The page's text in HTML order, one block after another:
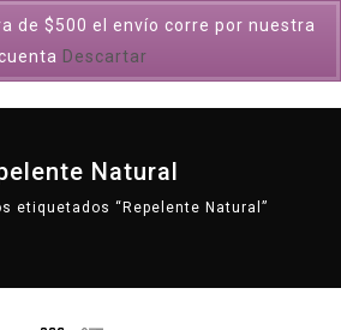
Natural
etiquetados “Repelente Natural”
de $500 el envío corre por nuestra
Descartar